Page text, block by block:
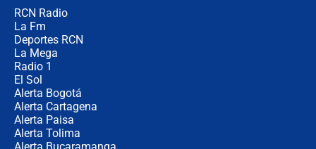
RCN Radio
La Fm
Deportes RCN
La Mega
Radio 1
El Sol
Alerta Bogotá
Alerta Cartagena
Alerta Paisa
Alerta Tolima
Alerta Bucaramanga